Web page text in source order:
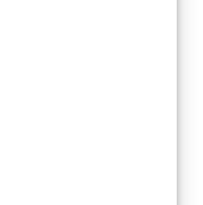
kg 2pz x 5.3
2pz x
Kit 36 kg
B
aux créatifs
nets sur